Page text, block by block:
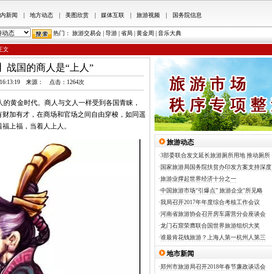
新闻 地方动态| 美图欣赏| 媒体互联| 旅游视频| 国务院信息
热门： 旅游交易会 导游 省局 黄金周 音乐大典
文
战国的商人是“上人”
16:13:19 来源： 点击： 1264次
黄金时代。商人与文人一样受到各国青睐，
加有才，在商场和官场之间自由穿梭，如同遥
上福，当着人上人。
旅游动态
·3部委联合发文延长旅游厕所用地 推动厕所
· 国家旅游局国务院扶贫办印发方案支持深度
·旅游业撑起世界经济十分之一
·中国旅游市场“引爆点” 旅游企业“所见略
·我局召开2017年年度综合考核工作会议
·河南省旅游协会召开房车露营分会座谈会
·龙门石窟荣膺联合国世界旅游组织大奖
·谁最肯花钱旅游？上海人第一杭州人第三
地市新闻
·郑州市旅游局召开2018年春节廉政谈话会